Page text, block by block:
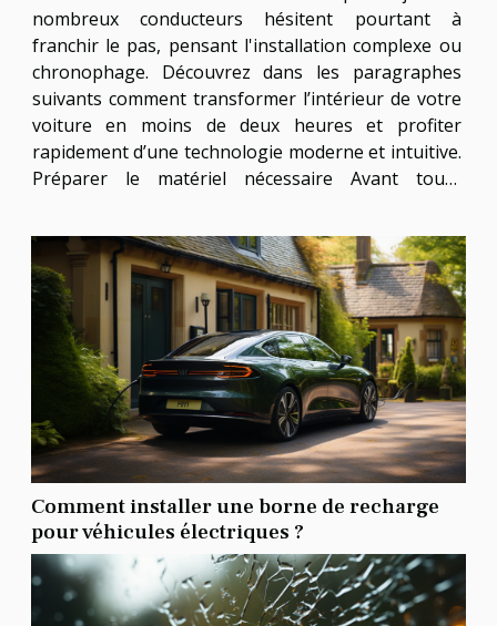
nombreux conducteurs hésitent pourtant à
franchir le pas, pensant l'installation complexe ou
chronophage. Découvrez dans les paragraphes
suivants comment transformer l’intérieur de votre
voiture en moins de deux heures et profiter
rapidement d’une technologie moderne et intuitive.
Préparer le matériel nécessaire Avant toute
impératif de rassembler tous les outils nécessaires
et composants adaptés. Un...
Comment installer une borne de recharge
pour véhicules électriques ?